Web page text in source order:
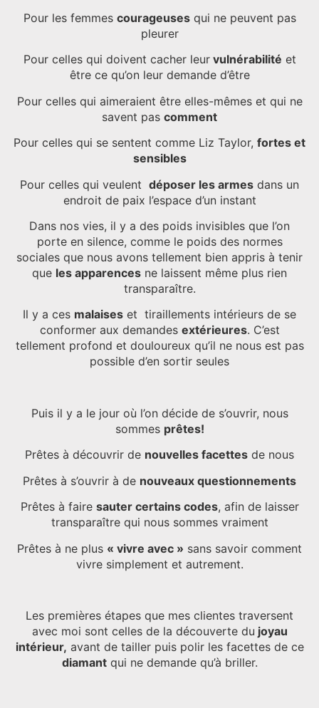
Pour les femmes courageusesqui ne peuvent pas
pleurer
Pour celles qui doivent cacher leurvulnérabilité et
être ce qu’on leur demande d’être
Pour celles qui aimeraient être elles-mêmes et qui ne
savent pas comment
Pour celles qui se sentent comme Liz Taylor, fortes et
sensibles
Pour celles qui veulent déposer les armes dans un
endroit de paix l’espace d’un instant
Dans nos vies, il y a des poids invisibles que l’on
porte en silence, comme le poids des normes
sociales que nous avons tellement bien appris à tenir
que les apparences ne laissent même plus rien
transparaître.
Il y a ces malaises et tiraillements intérieurs de se
conformer aux demandes extérieures. C’est
tellement profond et douloureux qu’il ne nous est pas
possible d’en sortir seules
Puis il y a le jour où l’on décide de s’ouvrir, nous
sommes prêtes!
Prêtes à découvrir de nouvelles facettes de nous
Prêtes à s’ouvrir à de nouveaux questionnements
Prêtes à faire sauter certains codes, afin de laisser
transparaître qui nous sommes vraiment
Prêtes à ne plus « vivre avec » sans savoir comment
vivre simplement et autrement.
Les premières étapes que mes clientes traversent
avec moi sont celles de la découverte du joyau
intérieur, avant de tailler puis polir les facettes de ce
diamantqui ne demande qu’à briller.